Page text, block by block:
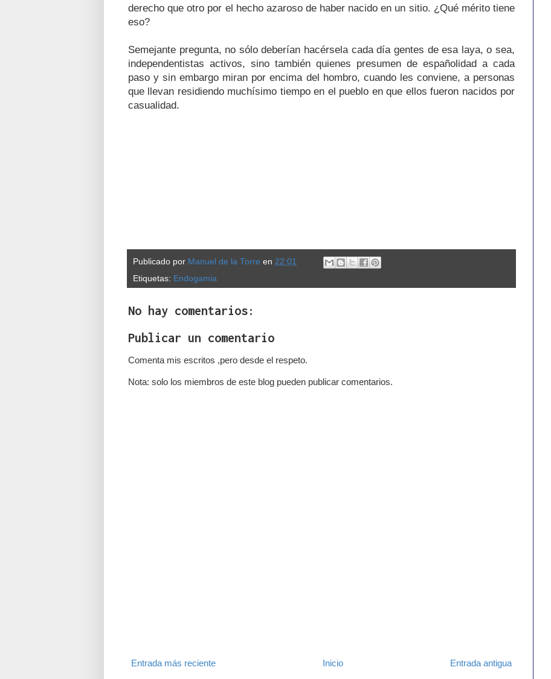
derecho que otro por el hecho azaroso de haber nacido en un sitio. ¿Qué mérito tiene
eso?
Semejante pregunta, no sólo deberían hacérsela cada día gentes de esa laya, o sea,
independentistas activos, sino también quienes presumen de españolidad a cada
paso y sin embargo miran por encima del hombro, cuando les conviene, a personas
que llevan residiendo muchísimo tiempo en el pueblo en que ellos fueron nacidos por
casualidad.
Publicado por Manuel de la Torre en 22:01
Etiquetas: Endogamia
No hay comentarios:
Publicar un comentario
Comenta mis escritos ,pero desde el respeto.
Nota: solo los miembros de este blog pueden publicar comentarios.
Entrada más reciente Entrada antigua
Inicio